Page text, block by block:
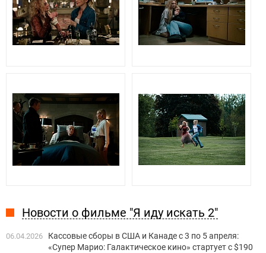
Новости о фильме "Я иду искать 2"
06.04.2026
Кассовые сборы в США и Канаде с 3 по 5 апреля:
«Супер Марио: Галактическое кино» стартует с $190